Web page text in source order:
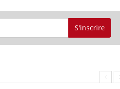
S'inscrire